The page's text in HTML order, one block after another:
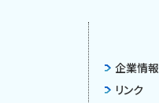
企業情報
リンク